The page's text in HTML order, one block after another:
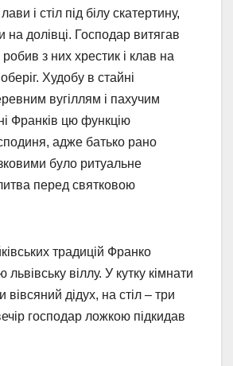
і стіл під білу скатертину,
на долівці. Господар витягав
з них хрестик і клав на
Худобу в стайні
вугіллям і пахучим
Франків цю функцію
адже батько рано
було ритуальне
перед святковою
традицій Франко
львівську віллу. У кутку кімнати
дідух, на стіл – три
господар ложкою підкидав